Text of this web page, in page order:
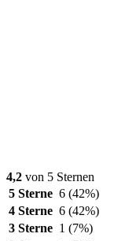
4,2 von 5 Sternen
5 Sterne 6 (42%)
4 Sterne 6 (42%)
3 Sterne 1 (7%)